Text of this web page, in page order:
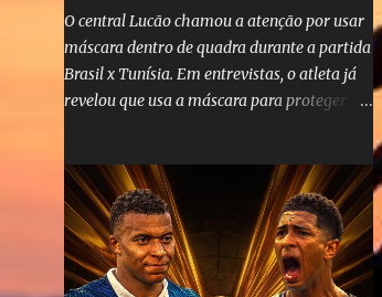
O central Lucão chamou a atenção por usar
máscara dentro de quadra durante a partida
Brasil x Tunísia. Em entrevistas, o atleta já
revelou que usa a máscara para proteger seu
muito elogiada pela galera. Fonte: Orgulho
da OMS! Lucão usa máscara durante os
jogos para proteger o filho Brasil goleia a
China por 5 a 0 na estreia brasileira nas
olimpíadas de Tóquio. Marta marcou duas